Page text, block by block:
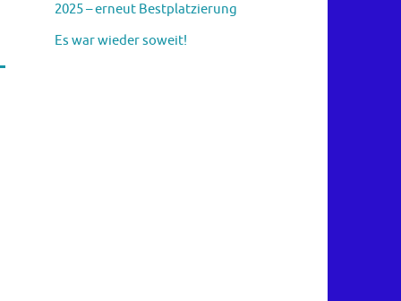
2025 – erneut Bestplatzierung
Es war wieder soweit!